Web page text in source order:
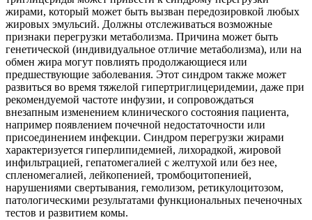
жирами, который может быть вызван передозировкой любых
жировых эмульсий. Должны отслеживаться возможные
признаки перегрузки метаболизма. Причина может быть
генетической (индивидуальное отличие метаболизма), или на
обмен жира могут повлиять продолжающиеся или
предшествующие заболевания. Этот синдром также может
развиться во время тяжелой гипертриглицеридемии, даже при
рекомендуемой частоте инфузии, и сопровождаться
внезапным изменением клинического состояния пациента,
например появлением почечной недостаточности или
присоединением инфекции. Синдром перегрузки жирами
характеризуется гиперлипидемией, лихорадкой, жировой
инфильтрацией, гепатомегалией с желтухой или без нее,
спленомегалией, лейкопенией, тромбоцитопенией,
нарушениями свертывания, гемолизом, ретикулоцитозом,
патологическими результатами функциональных печеночных
тестов и развитием комы.